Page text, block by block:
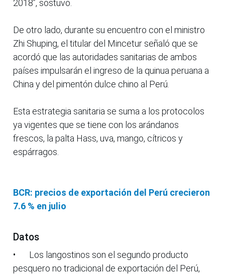
2018”, sostuvo.
De otro lado, durante su encuentro con el ministro
Zhi Shuping, el titular del Mincetur señaló que se
acordó que las autoridades sanitarias de ambos
países impulsarán el ingreso de la quinua peruana a
China y del pimentón dulce chino al Perú.
Esta estrategia sanitaria se suma a los protocolos
ya vigentes que se tiene con los arándanos
frescos, la palta Hass, uva, mango, cítricos y
espárragos.
BCR: precios de exportación del Perú crecieron
7.6 % en julio
Datos
•
Los langostinos son el segundo producto
pesquero no tradicional de exportación del Perú,